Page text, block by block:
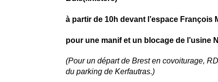
à partir de 10h devant l’espace François
pour une manif et un blocage de l’usine
(Pour un départ de Brest en covoiturage,
du parking de Kerfautras.)